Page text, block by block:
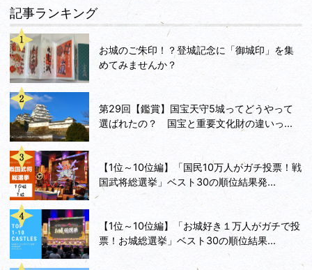
記事ランキング
お城のご朱印！？登城記念に「御城印」を集
めてみませんか？
第29回【鑑賞】国宝天守5城ってどうやって
選ばれたの？ 国宝と重要文化財の違いっ...
【1位～10位編】「国民10万人がガチ投票！戦
国武将総選挙」ベスト30の順位結果発...
【1位～10位編】「お城好き１万人がガチで投
票！お城総選挙」ベスト30の順位結果...